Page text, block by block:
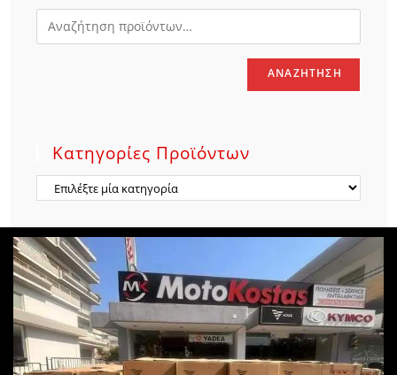
ΑΝΑΖΉΤΗΣΗ
Κατηγορίες Προϊόντων